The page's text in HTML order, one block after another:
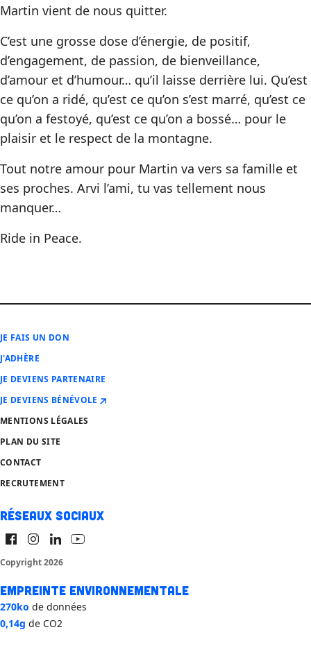
Martin vient de nous quitter.
C’est une grosse dose d’énergie, de positif,
d’engagement, de passion, de bienveillance,
d’amour et d’humour… qu’il laisse derrière lui. Qu’est
ce qu’on a ridé, qu’est ce qu’on s’est marré, qu’est ce
qu’on a festoyé, qu’est ce qu’on a bossé… pour le
plaisir et le respect de la montagne.
Tout notre amour pour Martin va vers sa famille et
ses proches. Arvi l’ami, tu vas tellement nous
manquer…
Ride in Peace.
JE FAIS UN DON
J'ADHÈRE
JE DEVIENS PARTENAIRE
JE DEVIENS BÉNÉVOLE
MENTIONS LÉGALES
PLAN DU SITE
CONTACT
RECRUTEMENT
Réseaux sociaux
Copyright 2026
Empreinte environnementale
270ko de données
0,14g de CO2